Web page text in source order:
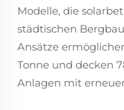
Modelle, die
städtischen
Ansätze
Tonne und decken
Anlagen mit